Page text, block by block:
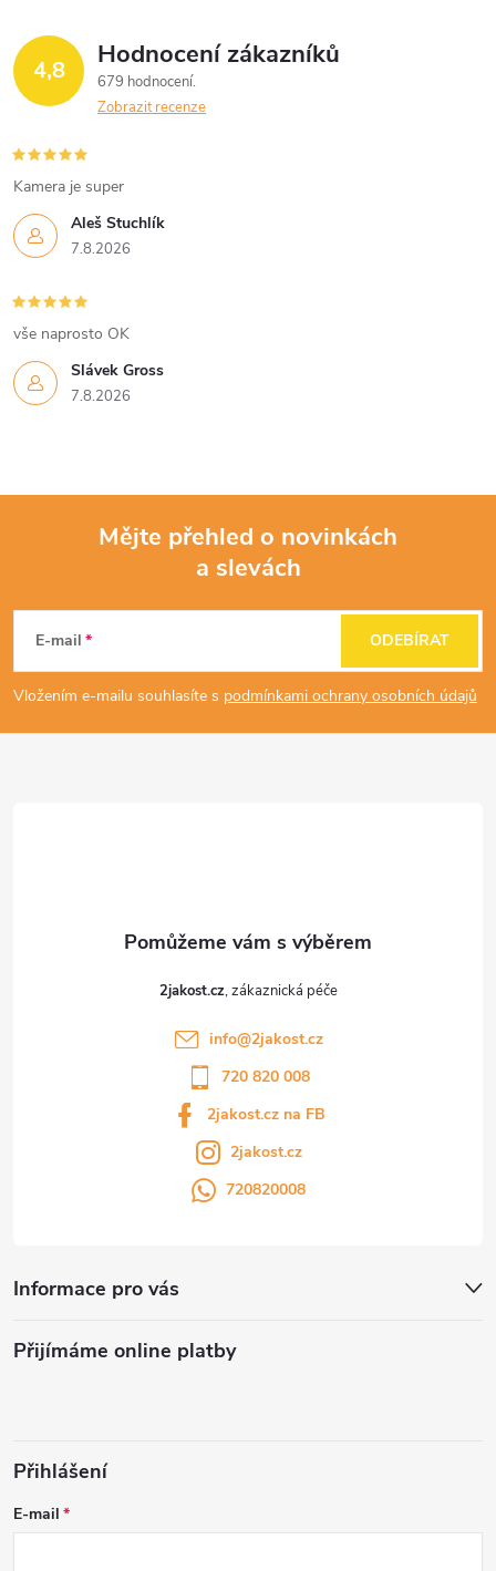
4,8 Hodnocení zákazníků
679 hodnocení
Zobrazit recenze
Aleš Stuchlík
7.8.2026
Kamera je super
Slávek Gross
7.8.2026
vše naprosto OK
p
a
Mějte přehled o novinkách
a slevách
E-mail
Vložením e-mailu souhlasíte s podmínkami ochrany osobních údajů
ODEBÍRAT
2jakost.cz
info@2jakost.cz
720 820 008
2jakost.cz na FB
2jakost.cz
720820008
Informace pro vás
Přijímáme online platby
Přihlášení
E-mail